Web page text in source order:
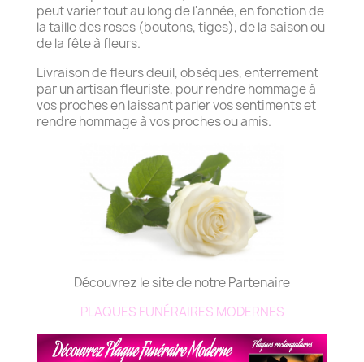
peut varier tout au long de l'année, en fonction de
la taille des roses (boutons, tiges), de la saison ou
de la fête à fleurs.
Livraison de fleurs deuil, obsèques, enterrement
par un artisan fleuriste, pour rendre hommage à
vos proches en laissant parler vos sentiments et
rendre hommage à vos proches ou amis.
Découvrez le site de notre Partenaire
PLAQUES FUNÉRAIRES MODERNES